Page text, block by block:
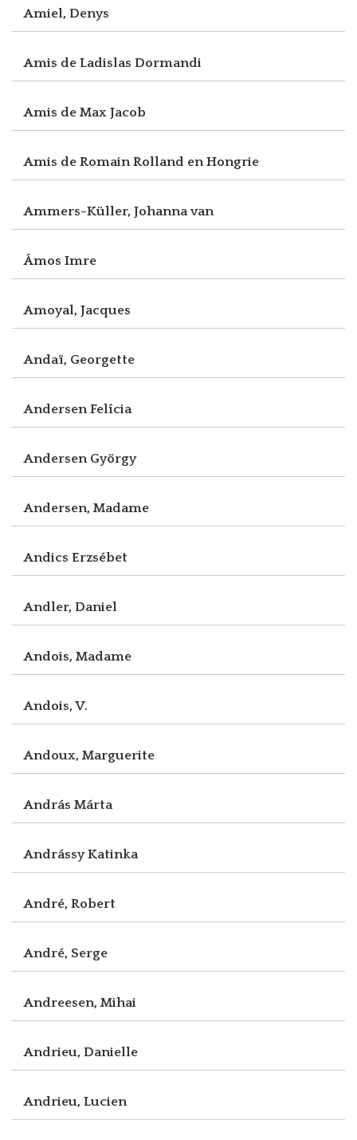
Amiel, Denys
Amis de Ladislas Dormandi
Amis de Max Jacob
Amis de Romain Rolland en Hongrie
Ammers-Küller, Johanna van
Ámos Imre
Amoyal, Jacques
Andaï, Georgette
Andersen Felícia
Andersen György
Andersen, Madame
Andics Erzsébet
Andler, Daniel
Andois, Madame
Andois, V.
Andoux, Marguerite
András Márta
Andrássy Katinka
André, Robert
André, Serge
Andreesen, Mihai
Andrieu, Danielle
Andrieu, Lucien